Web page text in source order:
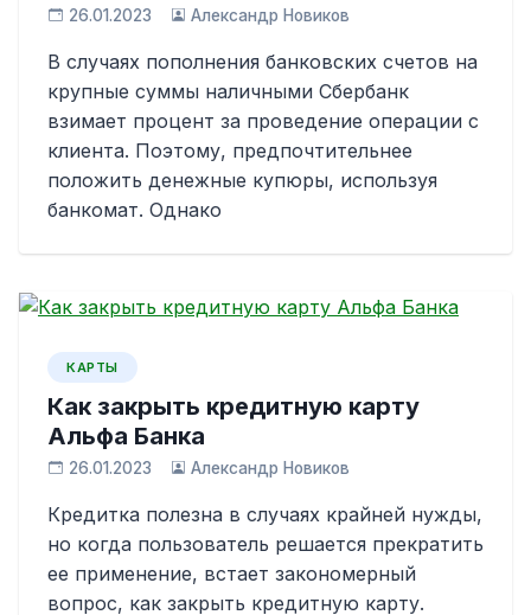
26.01.2023 Александр Новиков
В случаях пополнения банковских счетов на
крупные суммы наличными Сбербанк
взимает процент за проведение операции с
клиента. Поэтому, предпочтительнее
положить денежные купюры, используя
банкомат. Однако
КАРТЫ
Как закрыть кредитную карту
Альфа Банка
26.01.2023 Александр Новиков
Кредитка полезна в случаях крайней нужды,
но когда пользователь решается прекратить
ее применение, встает закономерный
вопрос, как закрыть кредитную карту.